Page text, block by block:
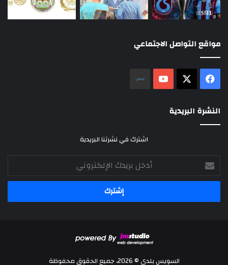
مواقع التواصل الاجتماعي
فيسبوك ‫YouTube
النشرة البريدية
اشترك في نشرتنا البريدية
أدخل
بريدك
الإلكتروني
السويس بلدي © 2026، جميع الحقوق محفوظة